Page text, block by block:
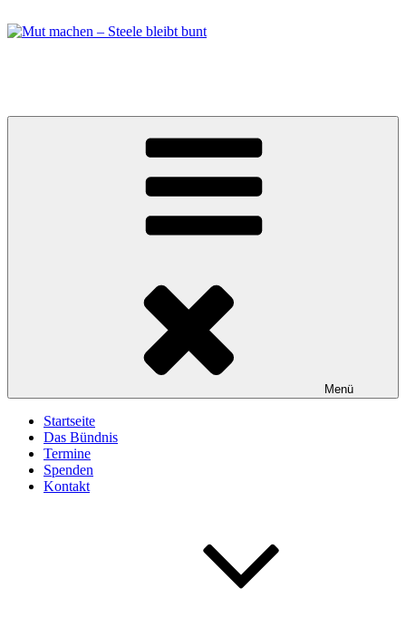
Inhalt
Menü
Startseite
Das Bündnis
Termine
Spenden
Kontakt